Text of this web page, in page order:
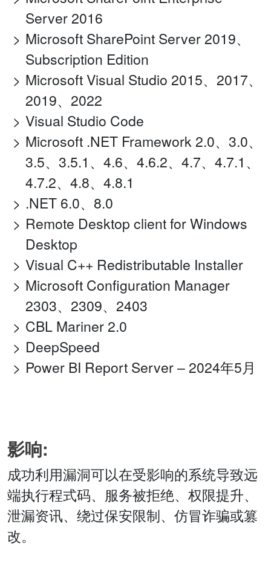
Server 2016
Microsoft SharePoint Server 2019、
Subscription Edition
Microsoft Visual Studio 2015、2017、
2019、2022
Visual Studio Code
Microsoft .NET Framework 2.0、3.0、
3.5、3.5.1、4.6、4.6.2、4.7、4.7.1、
4.7.2、4.8、4.8.1
.NET 6.0、8.0
Remote Desktop client for Windows
Desktop
Visual C++ Redistributable Installer
Microsoft Configuration Manager
2303、2309、2403
CBL Mariner 2.0
DeepSpeed
Power BI Report Server – 2024年5月
影响:
成功利用漏洞可以在受影响的系统导致远
端执行程式码、服务被拒绝、权限提升、
泄漏资讯、绕过保安限制、仿冒诈骗或篡
改。